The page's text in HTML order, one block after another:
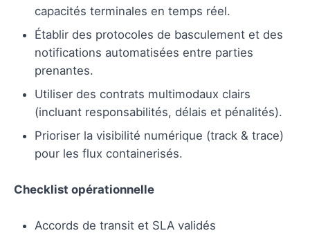
capacités terminales en temps réel.
Établir des protocoles de basculement et des
notifications automatisées entre parties
prenantes.
Utiliser des contrats multimodaux clairs
(incluant responsabilités, délais et pénalités).
Prioriser la visibilité numérique (track & trace)
pour les flux containerisés.
Checklist opérationnelle
Accords de transit et SLA validés